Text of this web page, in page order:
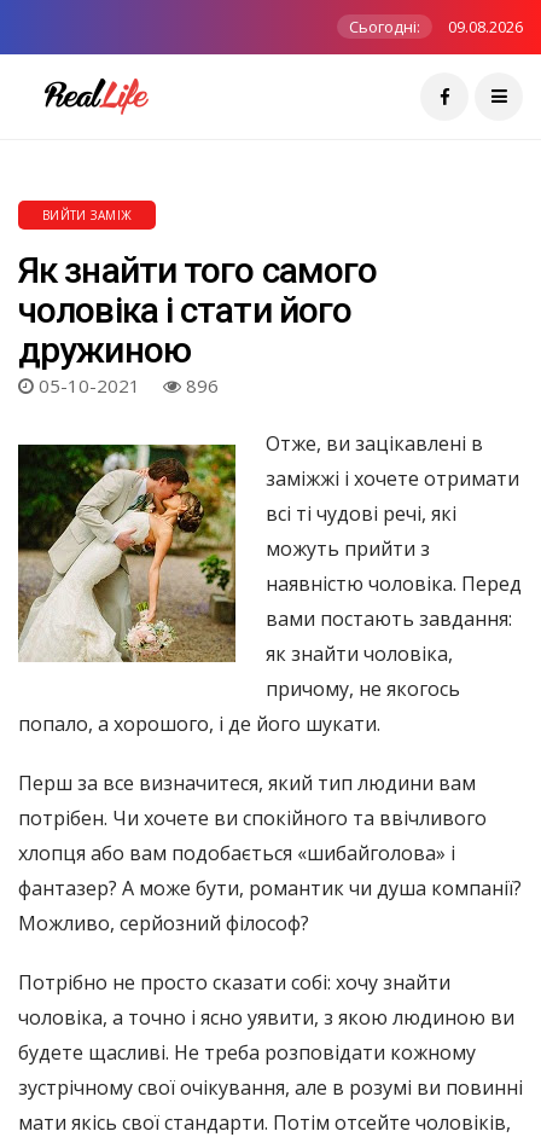
Сьогодні: 09.08.2026
ВИЙТИ ЗАМІЖ
Як знайти того самого
чоловіка і стати його
дружиною
05-10-2021 896
Отже, ви зацікавлені в
заміжжі і хочете отримати
всі ті чудові речі, які
можуть прийти з
наявністю чоловіка. Перед
вами постають завдання:
як знайти чоловіка,
причому, не якогось
попало, а хорошого, і де його шукати.
Перш за все визначитеся, який тип людини вам
потрібен. Чи хочете ви спокійного та ввічливого
хлопця або вам подобається «шибайголова» і
фантазер? А може бути, романтик чи душа компанії?
Можливо, серйозний філософ?
Потрібно не просто сказати собі: хочу знайти
чоловіка, а точно і ясно уявити, з якою людиною ви
будете щасливі. Не треба розповідати кожному
зустрічному свої очікування, але в розумі ви повинні
мати якісь свої стандарти. Потім отсейте чоловіків,